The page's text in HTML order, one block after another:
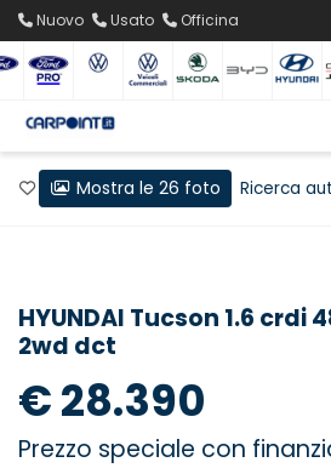
Nuovo Usato Officina
Preferiti Home Ricerca
Mostra le 26 foto
HYUNDAI Tucson 1.6 crdi
2wd dct
€ 28.390
Prezzo speciale con